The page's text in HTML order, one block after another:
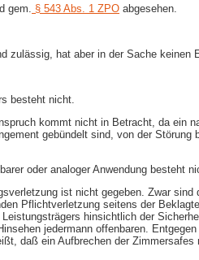
gem.
§ 543 Abs. 1 ZPO abgesehen.
zulässig, hat aber in der Sache keinen
besteht nicht.
kommt nicht in Betracht, da ein
gebündelt sind, von der
oder analoger Anwendung besteht
ist nicht gegeben. Zwar
Pflichtverletzung seitens der
hinsichtlich der
jedermann offenbaren.
daß ein Aufbrechen der